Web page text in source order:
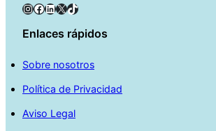
InstagramFacebook LinkedIn X TikTok
Enlaces rápidos
Sobre nosotros
Política de Privacidad
Aviso Legal